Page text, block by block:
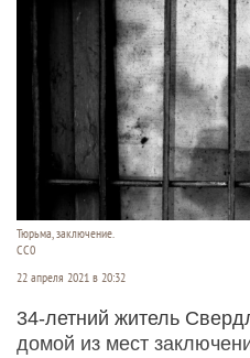
Тюрьма, заключение.
CC0
22 апреля 2021 в 20:32
34-летний житель
домой из мест